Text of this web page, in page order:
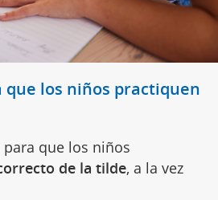
que los niños practiquen
que los niños
de la tilde, a la vez